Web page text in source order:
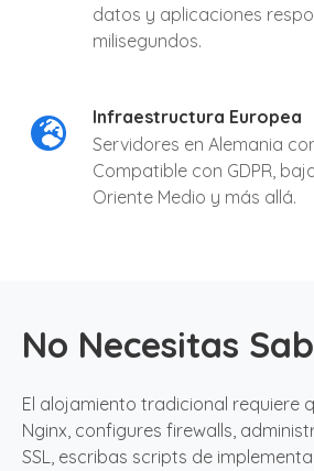
datos y aplicaciones
milisegundos.
Infraestructura Europea
Servidores en Alemania
Compatible con GDPR,
Oriente Medio y más allá.
No Necesitas
El alojamiento tradicional requiere
Nginx, configures firewalls,
SSL, escribas scripts de